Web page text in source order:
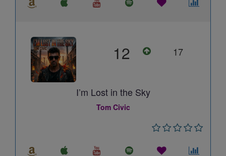
12 17
I’m Lost in the Sky
Tom Civic